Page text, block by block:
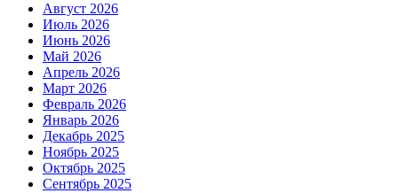
Август 2026
Июль 2026
Июнь 2026
Май 2026
Апрель 2026
Март 2026
Февраль 2026
Январь 2026
Декабрь 2025
Ноябрь 2025
Октябрь 2025
Сентябрь 2025